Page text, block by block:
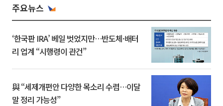
주요뉴스
‘한국판 IRA’ 베일 벗었지만…반도체·배터
리 업계 “시행령이 관건”
與 “세제개편안 다양한 목소리 수렴…이달
말 정리 가능성”